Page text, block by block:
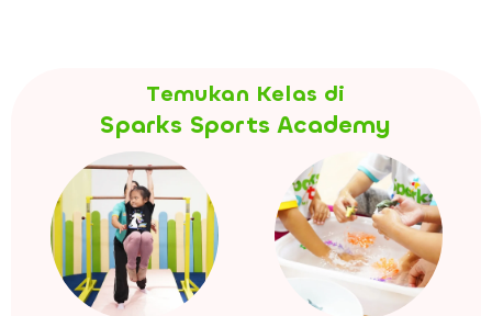
Temukan Kelas di
Sparks Sports Academy